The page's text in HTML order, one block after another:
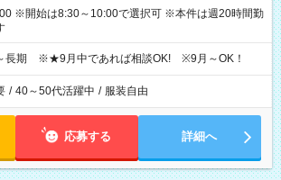
※開始は8:30～10:00で選択可 ※本件は週20時間勤
長期 ※★9月中であれば相談OK! ※9月～OK！
/ 40～50代活躍中 / 服装自由
応募する 詳細へ